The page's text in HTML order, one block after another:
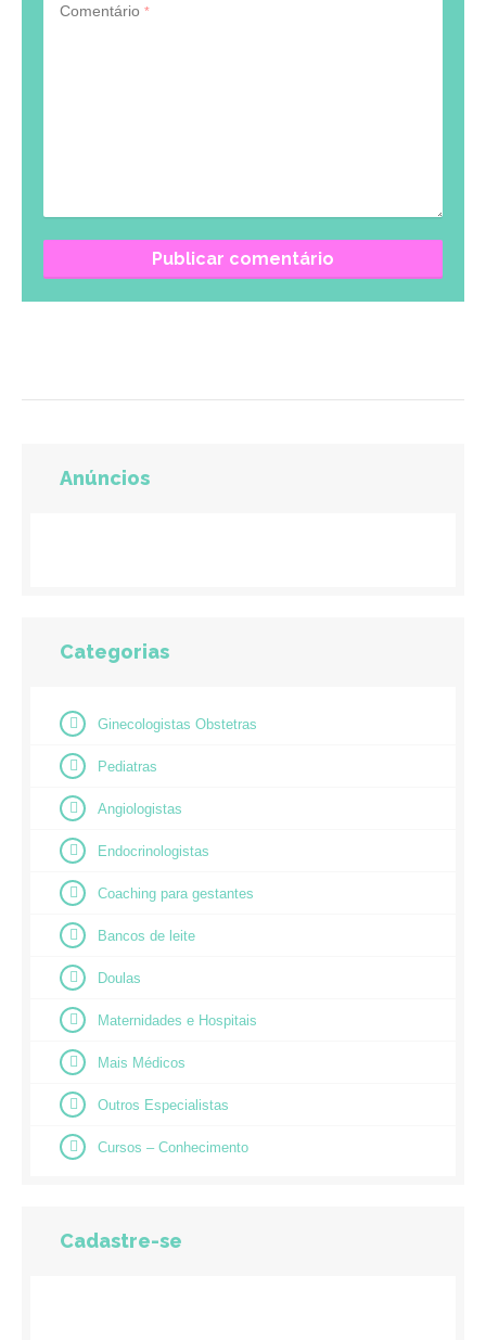
Comentário *
Anúncios
Categorias
Ginecologistas Obstetras
Pediatras
Angiologistas
Endocrinologistas
Coaching para gestantes
Bancos de leite
Doulas
Maternidades e Hospitais
Mais Médicos
Outros Especialistas
Cursos – Conhecimento
Cadastre-se